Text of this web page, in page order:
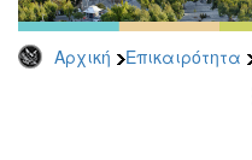
Αρχική Επικαιρότητα
Αρχείο
2026